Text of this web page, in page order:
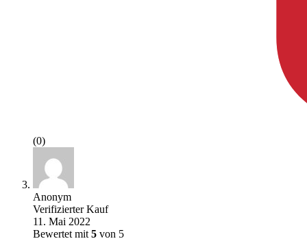
(0)
Anonym
Verifizierter Kauf
11. Mai 2022
Bewertet mit 5 von 5